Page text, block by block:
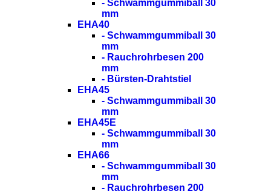
- Schwammgummiball 30
mm
EHA40
- Schwammgummiball 30
mm
- Rauchrohrbesen 200
mm
- Bürsten-Drahtstiel
EHA45
- Schwammgummiball 30
mm
EHA45E
- Schwammgummiball 30
mm
EHA66
- Schwammgummiball 30
mm
- Rauchrohrbesen 200